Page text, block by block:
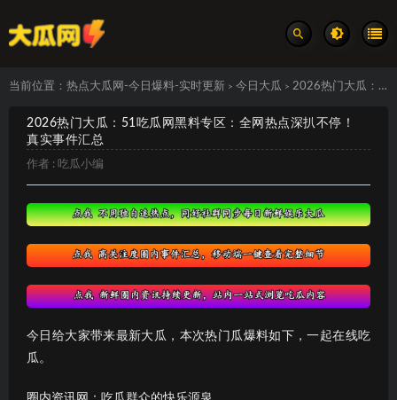
当前位置： 热点大瓜网-今日爆料-实时更新 > 今日大瓜 > 2026热门大瓜：51吃瓜网黑料专区：全网热点深扒不停！ 真实事件汇总
2026热门大瓜：51吃瓜网黑料专区：全网热点深扒不停！
真实事件汇总
作者 : 吃瓜小编
今日给大家带来最新大瓜，本次热门瓜爆料如下，一起在线吃
瓜。